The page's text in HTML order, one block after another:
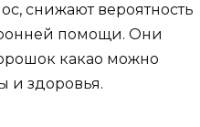
снижают вероятность
помощи. Они
какао можно
и здоровья.